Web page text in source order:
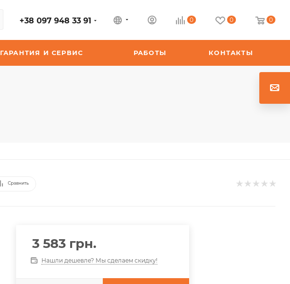
+38 097 948 33 91 0 0 0
ГАРАНТИЯ И СЕРВИС РАБОТЫ КОНТАКТЫ
Сравнить
3 583 грн.
Нашли дешевле? Мы сделаем скидку!